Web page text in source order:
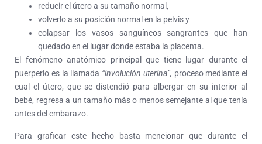
reducir el útero a su tamaño normal,
volverlo a su posición normal en la pelvis y
colapsar los vasos sanguíneos sangrantes que han
quedado en el lugar donde estaba la placenta.
El fenómeno anatómico principal que tiene lugar durante el
puerperio es la llamada “involución uterina”, proceso mediante el
cual el útero, que se distendió para albergar en su interior al
bebé, regresa a un tamaño más o menos semejante al que tenía
antes del embarazo.
Para graficar este hecho basta mencionar que durante el